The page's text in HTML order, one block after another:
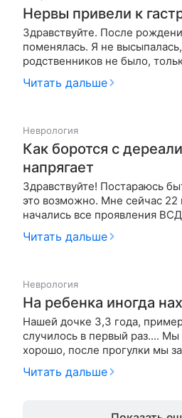
Нервы привели к
Здравствуйте. После
поменялась. Я не
родственников не было,
высказывания, с мужем
психовала по поводу и без. А
Читать дальше
Неврология
Как боротся с
напрягает
Здравствуйте! Постараюсь
это возможно. Мне сейчас 22
начались все проявления
немного начала в этом
казалось что я просто схожу
Читать дальше
Неврология
Нашей дочке 3,3 года,
случилось в первый раз.... Мы
хорошо, после прогулки мы
мужем нужно было отъехать
осталась бабушка (они часто
Читать дальше